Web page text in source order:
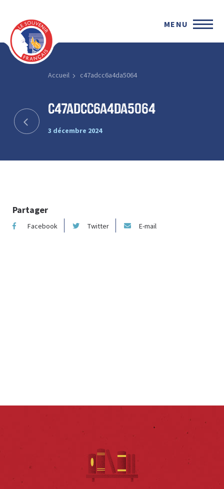
MENU
Accueil c47adcc6a4da5064
c47adcc6a4da5064
3 décembre 2024
Partager
Facebook Twitter E-mail